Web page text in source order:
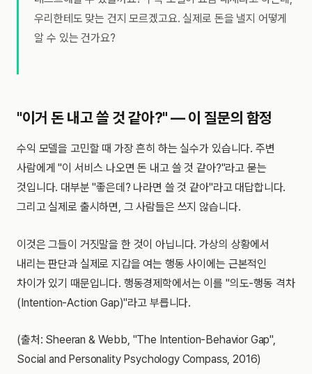
우리한테도 맞는 건지 모르겠고요. 실제로 돈을 낼지 어떻게
알 수 있는 건가요?
"이거 돈 내고 쓸 것 같아?" — 이 질문의 함정
수익 모델을 고민할 때 가장 흔히 하는 실수가 있습니다. 주변
사람에게 "이 서비스 나오면 돈 내고 쓸 것 같아?"라고 묻는
것입니다. 대부분 "좋은데? 나라면 쓸 것 같아"라고 대답합니다.
그리고 실제로 출시하면, 그 사람들은 쓰지 않습니다.
이것은 그들이 거짓말을 한 것이 아닙니다. 가상의 상황에서
내리는 판단과 실제로 지갑을 여는 행동 사이에는 근본적인
차이가 있기 때문입니다. 행동경제학에서는 이를 "의도-행동 격차
(Intention-Action Gap)"라고 부릅니다.
(출처: Sheeran & Webb, "The Intention-Behavior Gap",
Social and Personality Psychology Compass, 2016)